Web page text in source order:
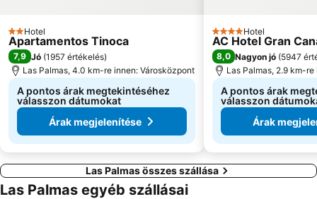
2 Kategória
Hotel
Apartamentos Tinoca
7,9 Jó (1957 értékelés)
Las Palmas, 4.0 km-re innen: Városközpont
A pontos árak megtekintéséhez
válasszon dátumokat
Árak megjelenítése
4 Kategória
Hotel
AC Hotel Gran
8,0 Nagyon jó (5947
Las Palmas, 2.9 km-
A pontos árak
válasszon
Árak
Las Palmas összes szállása
Las Palmas egyéb szállásai